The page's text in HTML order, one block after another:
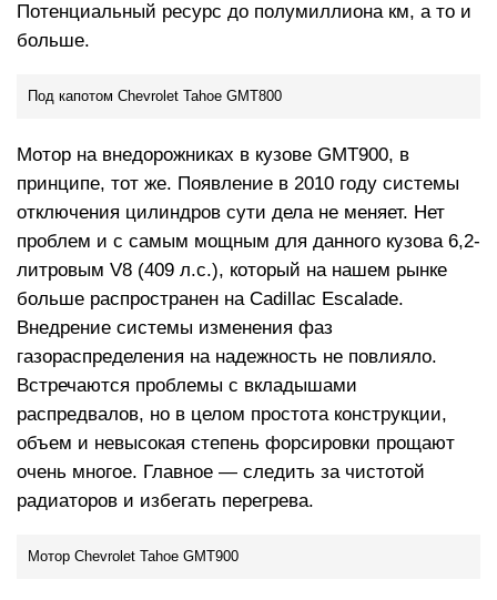
Потенциальный ресурс до полумиллиона км, а то и
больше.
Под капотом Chevrolet Tahoe GMT800
Мотор на внедорожниках в кузове GMT900, в
принципе, тот же. Появление в 2010 году системы
отключения цилиндров сути дела не меняет. Нет
проблем и с самым мощным для данного кузова 6,2-
литровым V8 (409 л.с.), который на нашем рынке
больше распространен на Cadillac Escalade.
Внедрение системы изменения фаз
газораспределения на надежность не повлияло.
Встречаются проблемы с вкладышами
распредвалов, но в целом простота конструкции,
объем и невысокая степень форсировки прощают
очень многое. Главное — следить за чистотой
радиаторов и избегать перегрева.
Мотор Chevrolet Tahoe GMT900